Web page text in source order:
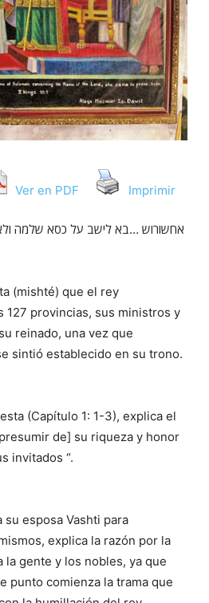
Ver en PDF Imprimir
(mishté) que el rey
127 provincias, sus ministros y
reinado, una vez que
sintió establecido en su trono.
(Capítulo 1: 1-3), explica el
de] su riqueza y honor
invitados “.
esposa Vashti para
explica la razón por la
la gente y los nobles, ya que
punto comienza la trama que